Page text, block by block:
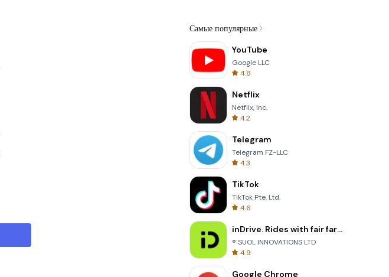
Самые популярные
YouTube
Google LLC
4.8
Netflix
Netflix, Inc.
4.2
Telegram
Telegram FZ-LLC
4.3
TikTok
TikTok Pte. Ltd.
4.6
inDrive. Rides with fair fares
® SUOL INNOVATIONS LTD
4.9
Google Chrome